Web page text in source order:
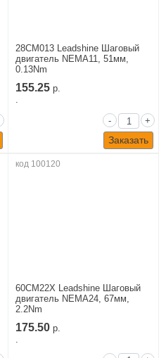
28CM013 Leadshine Шаговый
двигатель NEMA11, 51мм,
0.13Nm
155.25 р.
.
-
+
Заказать
код 100120
60CM22X Leadshine Шаговый
двигатель NEMA24, 67мм,
2.2Nm
175.50 р.